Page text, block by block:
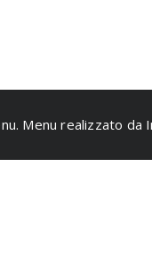
Menu realizzato da